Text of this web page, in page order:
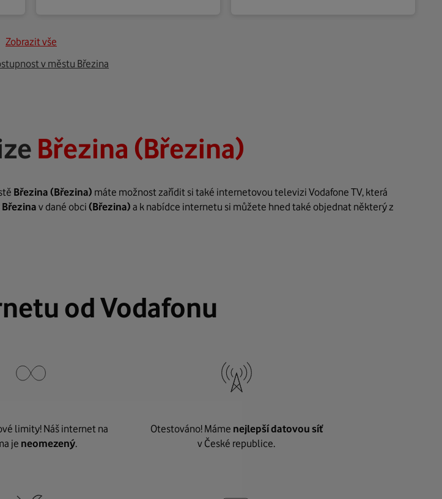
Zobrazit vše
v městu Březina
Březina (Březina)
Březina (Březina) máte možnost zařídit si také internetovou televizi Vodafone TV, která
Březina v dané obci (Březina) a k nabídce internetu si můžete hned také objednat některý z
od Vodafonu
limity! Náš internet na
je neomezený.
Otestováno! Máme nejlepší datovou síť
v České republice.